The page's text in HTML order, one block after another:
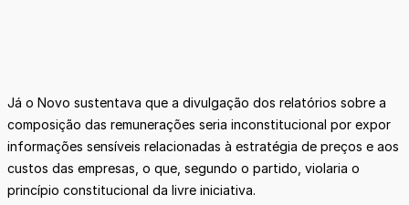
Já o Novo sustentava que a divulgação dos relatórios sobre a
composição das remunerações seria inconstitucional por expor
informações sensíveis relacionadas à estratégia de preços e aos
custos das empresas, o que, segundo o partido, violaria o
princípio constitucional da livre iniciativa.